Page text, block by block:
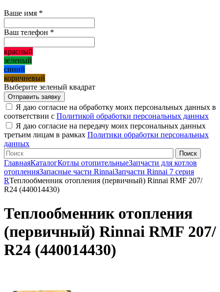
Ваше имя *
Ваш телефон *
красный
зеленый
синий
коричневый
Выберите зеленый квадрат
Я даю согласие на обработку моих персональных данных в
соответствии с Политикой обработки персональных данных
Я даю согласие на передачу моих персональных данных
третьим лицам в рамках Политики обработки персональных
данных
ГлавнаяКаталогКотлы отопительныеЗапчасти для котлов
отопленияЗапасные части RinnaiЗапчасти Rinnai 7 серия
RТеплообменник отопления (первичный) Rinnai RMF 207/
R24 (440014430)
Теплообменник отопления
(первичный) Rinnai RMF 207/
R24 (440014430)